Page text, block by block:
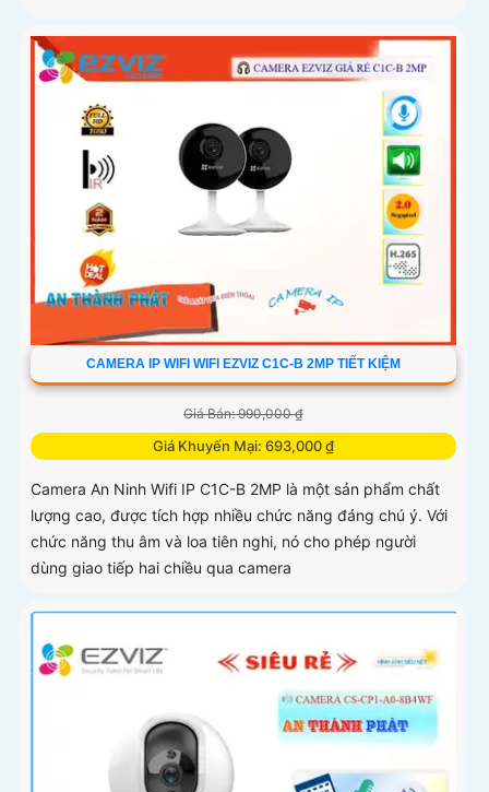
CAMERA IP WIFI WIFI EZVIZ C1C-B 2MP TIẾT KIỆM
Giá Bán: 990,000 ₫
Giá Khuyến Mại: 693,000 ₫
Camera An Ninh Wifi IP C1C-B 2MP là một sản phẩm chất
lượng cao, được tích hợp nhiều chức năng đáng chú ý. Với
chức năng thu âm và loa tiên nghi, nó cho phép người
dùng giao tiếp hai chiều qua camera